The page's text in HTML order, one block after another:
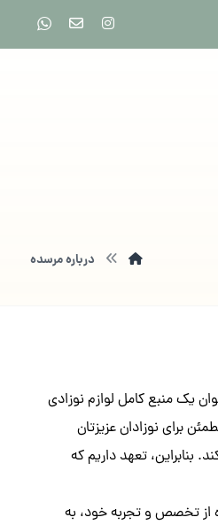
درباره مرسده
یک منبع کامل لوازم نوزادی
برای نوزادان عزیزتان
بنابراین، تعهد داریم که
از تخصص و تجربه خود، به